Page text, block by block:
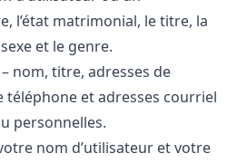
l’état matrimonial, le titre, la
et le genre.
– nom, titre, adresses de
téléphone et adresses courriel
personnelles.
nom d’utilisateur et votre